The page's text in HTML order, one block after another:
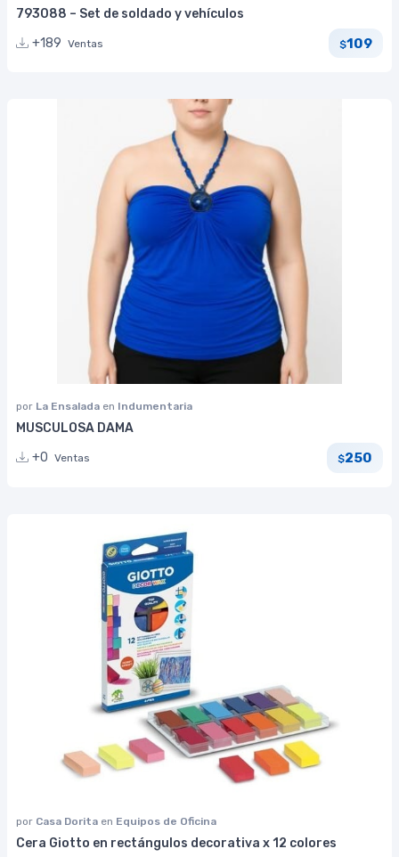
793088 – Set de soldado y vehículos
+189 Ventas $109
por La Ensalada en Indumentaria
MUSCULOSA DAMA
+0 Ventas $250
por Casa Dorita en Equipos de Oficina
Cera Giotto en rectángulos decorativa x 12 colores